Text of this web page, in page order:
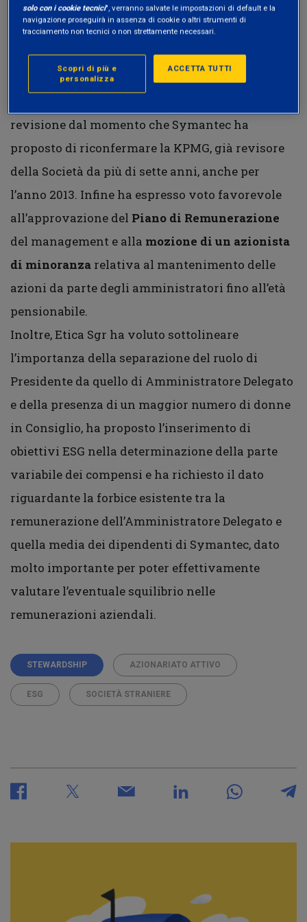
mancanza di una indipendenza effettiva,
requisito richiesto anche per poter appartenere
al Comitato Controllo, Comitato Nomine e
Comitato Compensi) si è astenuta dalla
revisione dal momento che Symantec ha
proposto di riconfermare la KPMG, già revisore
della Società da più di sette anni, anche per
l’anno 2013. Infine ha espresso voto favorevole
all’approvazione del Piano di Remunerazione
del management e alla mozione di un azionista
di minoranza relativa al mantenimento delle
azioni da parte degli amministratori fino all’età
pensionabile.
Inoltre, Etica Sgr ha voluto sottolineare
l’importanza della separazione del ruolo di
Presidente da quello di Amministratore Delegato
e della presenza di un maggior numero di donne
in Consiglio, ha proposto l’inserimento di
obiettivi ESG nella determinazione della parte
variabile dei compensi e ha richiesto il dato
riguardante la forbice esistente tra la
remunerazione dell’Amministratore Delegato e
quella media dei dipendenti di Symantec, dato
molto importante per poter effettivamente
valutare l’eventuale squilibrio nelle
remunerazioni aziendali.
STEWARDSHIP AZIONARIATO ATTIVO
ESG SOCIETÀ STRANIERE
solo con i cookie tecnici", verranno salvate le impostazioni di default e la
navigazione proseguirà in assenza di cookie o altri strumenti di
tracciamento non tecnici o non strettamente necessari.
ACCETTA TUTTI
Scopri di più e
personalizza